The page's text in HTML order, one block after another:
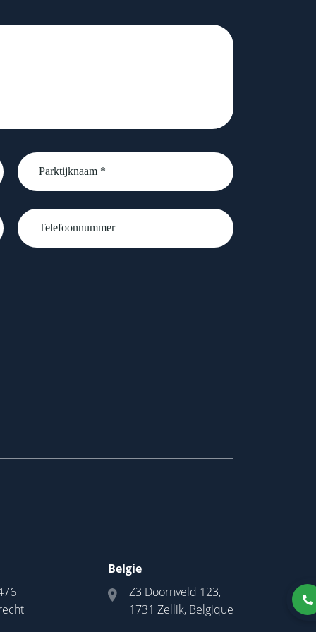
Parktijknaam
*
Telefoonnummer
Belgie
Z3 Doornveld 123,
1731 Zellik, Belgique